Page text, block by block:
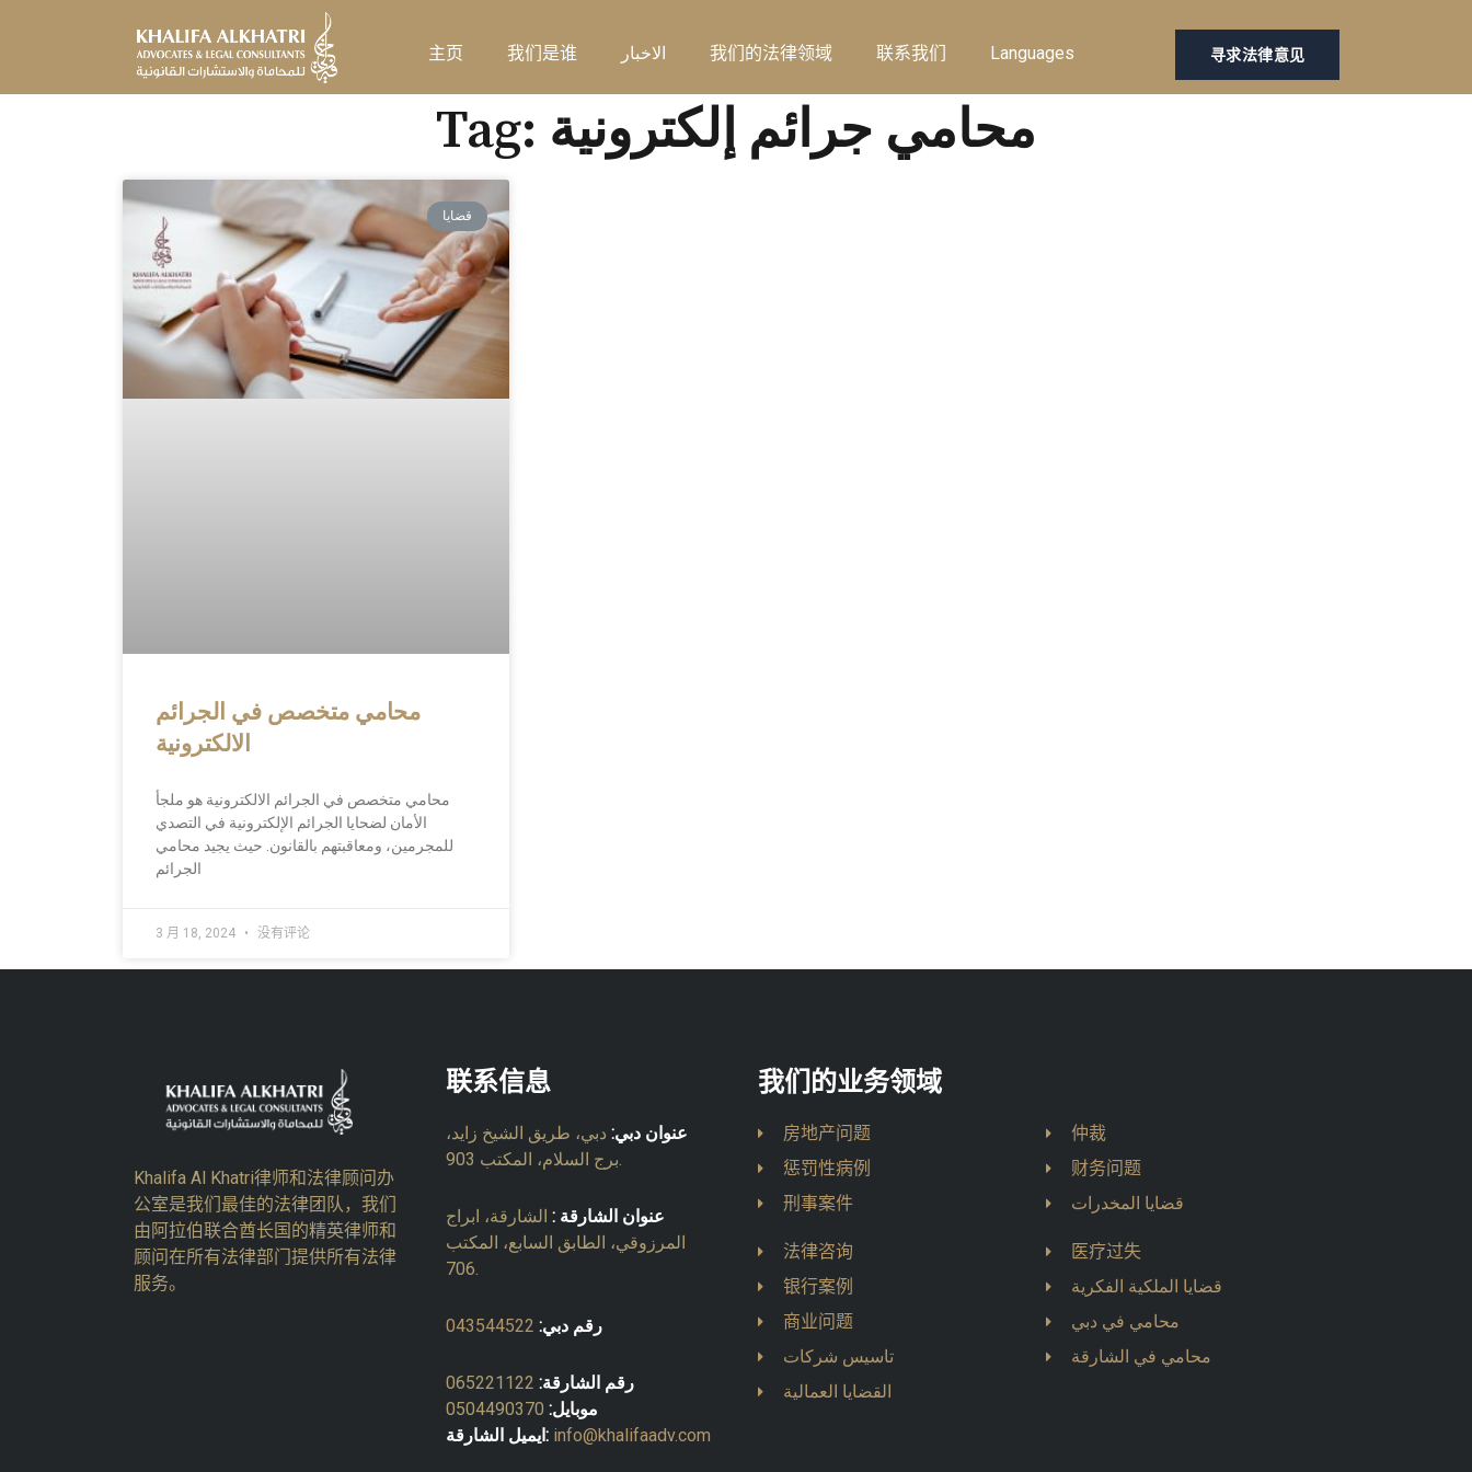
容
主页 我们是谁 الاخبار 我们的法律领域 联系我们 Languages 寻求法律意见
Tag: محامي جرائم إلكترونية
قضايا
محامي متخصص في الجرائم
الالكترونية
محامي متخصص في الجرائم الالكترونية هو ملجأ
الأمان لضحايا الجرائم الإلكترونية في التصدي
للمجرمين، ومعاقبتهم بالقانون. حيث يجيد محامي
الجرائم
3 月 18, 2024 没有评论
Khalifa Al Khatri律师和法律顾问办
公室是我们最佳的法律团队，我们
由阿拉伯联合酋长国的精英律师和
顾问在所有法律部门提供所有法律
服务。
联系信息
عنوان دبي: دبي، طريق الشيخ زايد،
برج السلام، المكتب 903.
عنوان الشارقة : الشارقة، ابراج
المرزوقي، الطابق السابع، المكتب
706.
رقم دبي: 043544522
رقم الشارقة: 065221122
موبايل: 0504490370
ايميل الشارقة: info@khalifaadv.com
我们的业务领域
房地产问题
惩罚性病例
刑事案件
法律咨询
银行案例
商业问题
تاسيس شركات
القضايا العمالية
仲裁
财务问题
قضايا المخدرات
医疗过失
قضايا الملكية الفكرية
محامي في دبي
محامي في الشارقة